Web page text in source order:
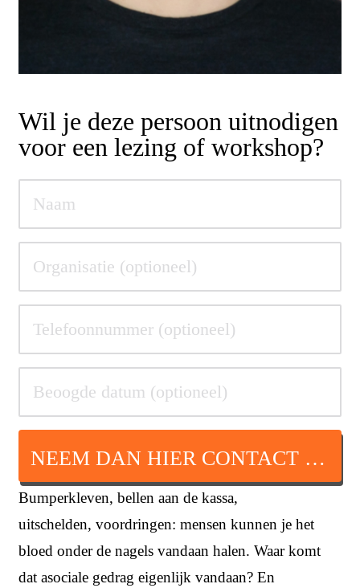
Wil je deze persoon uitnodigen
voor een lezing of workshop?
NEEM DAN HIER CONTACT OP
Bumperkleven, bellen aan de kassa,
uitschelden, voordringen: mensen kunnen je het
bloed onder de nagels vandaan halen. Waar komt
dat asociale gedrag eigenlijk vandaan? En